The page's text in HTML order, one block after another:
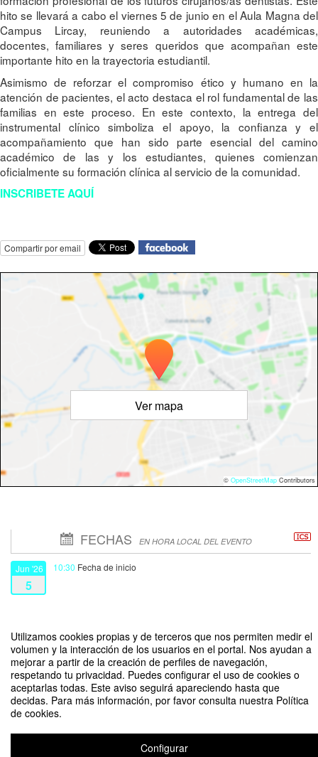
Utilizamos cookies propias y de terceros que nos permiten medir el
volumen y la interacción de los usuarios en el portal. Nos ayudan a
mejorar a partir de la creación de perfiles de navegación,
respetando tu privacidad. Puedes configurar el uso de cookies o
aceptarlas todas. Este aviso seguirá apareciendo hasta que
decidas. Para más información, por favor consulta nuestra Política
de cookies.
Configurar
hito se llevará a cabo el viernes 5 de junio en el Aula Magna del
Campus Lircay, reuniendo a autoridades académicas,
docentes, familiares y seres queridos que acompañan este
importante hito en la trayectoria estudiantil.
Asimismo de reforzar el compromiso ético y humano en la
atención de pacientes, el acto destaca el rol fundamental de las
familias en este proceso. En este contexto, la entrega del
instrumental clínico simboliza el apoyo, la confianza y el
acompañamiento que han sido parte esencial del camino
académico de las y los estudiantes, quienes comienzan
oficialmente su formación clínica al servicio de la comunidad.
INSCRIBETE AQUÍ
Compartir por email
Ver mapa
© OpenStreetMap Contributors
FECHAS EN HORA LOCAL DEL EVENTO
Jun '26
5
10:30 Fecha de inicio
5
Ceremonia de Investidura Odontología 2026
Organizado por Facultad de Odontología